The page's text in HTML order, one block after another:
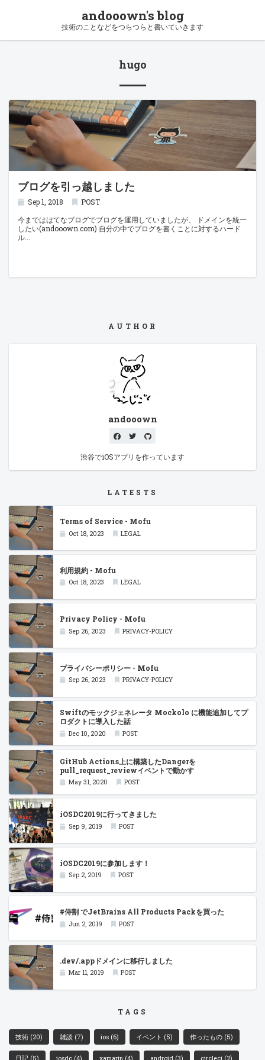
andooown's blog
技術のことなどをつらつらと書いていきます
hugo
ブログを引っ越しました
Sep 1, 2018
POST
今までははてなブログでブログを運用していましたが、 ドメインを統一
したい(andooown.com) 自分の中でブログを書くことに対するハード
ル
AUTHOR
andooown
渋谷でiOSアプリを作っています
LATESTS
Terms of Service - Mofu
Oct 18, 2023 LEGAL
利用規約 - Mofu
Oct 18, 2023 LEGAL
Privacy Policy - Mofu
Sep 26, 2023 PRIVACY-POLICY
プライバシーポリシー - Mofu
Sep 26, 2023 PRIVACY-POLICY
Swiftのモックジェネレータ Mockolo に機能追加してプ
ロダクトに導入した話
Dec 10, 2020 POST
GitHub Actions上に構築したDangerを
pull_request_reviewイベントで動かす
May 31, 2020 POST
iOSDC2019に行ってきました
Sep 9, 2019 POST
iOSDC2019に参加します！
Sep 2, 2019 POST
#侍割 でJetBrains All Products Packを買った
Jun 2, 2019 POST
.dev/.appドメインに移行しました
Mar 11, 2019 POST
TAGS
技術 (20) 雑談 (7) ios (6) イベント (5) 作ったもの (5)
日記 (5) iosdc (4) xamarin (4) android (3) circleci (2)